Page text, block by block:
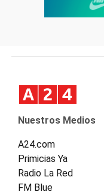
Nuestros Medios
A24.com
Primicias Ya
Radio La Red
FM Blue